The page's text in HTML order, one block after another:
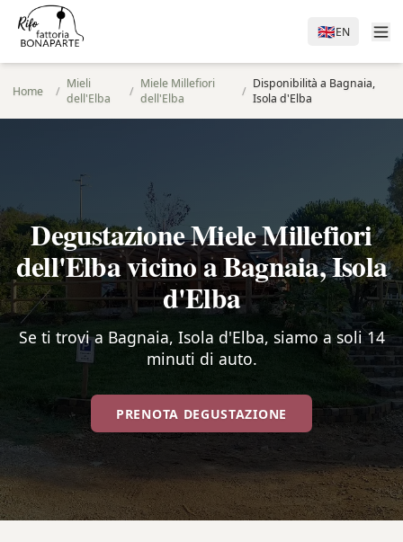
🇬🇧EN
Home / Mieli
dell'Elba
/ Miele Millefiori
dell'Elba
/ Disponibilità a Bagnaia,
Isola d'Elba
Degustazione Miele Millefiori
dell'Elba vicino a Bagnaia, Isola
d'Elba
Se ti trovi a Bagnaia, Isola d'Elba, siamo a soli 14
minuti di auto.
PRENOTA DEGUSTAZIONE